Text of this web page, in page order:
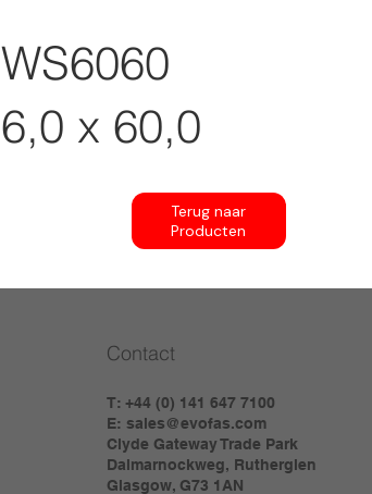
WS6060
6,0 x 60,0
Terug naar
Producten
Contact
T: +44 (0) 141 647 7100
E:sales@evofas.com
Clyde Gateway Trade Park
Dalmarnockweg, Rutherglen
Glasgow, G73 1AN